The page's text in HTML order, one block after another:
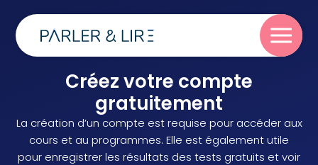
Parler
Lire
Créez votre compte
gratuitement
La création d’un compte est requise pour accéder aux
cours et au programmes. Elle est également utile
pour enregistrer les résultats des tests gratuits et voir